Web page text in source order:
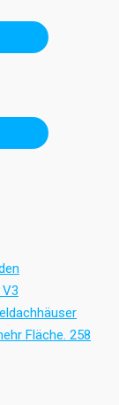
Fläche. 258